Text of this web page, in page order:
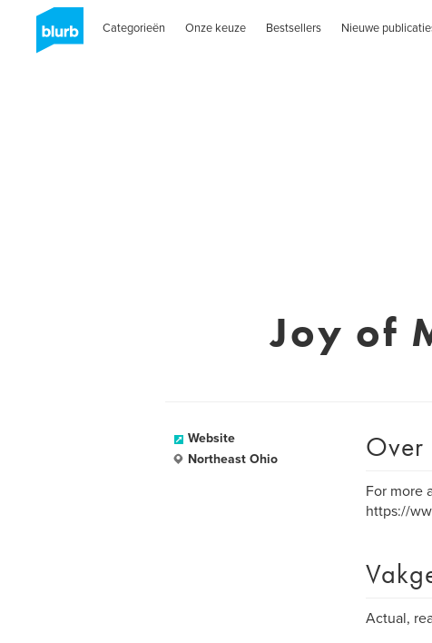
Categorieën Onze keuze Bestsellers Nieuwe
Joy of
Website
Northeast Ohio
Over
For more
https://
Actual,